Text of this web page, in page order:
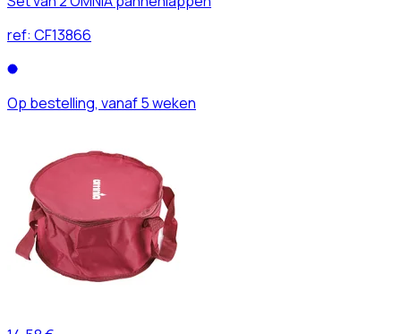
ref: CF13866
Op bestelling, vanaf 5 weken